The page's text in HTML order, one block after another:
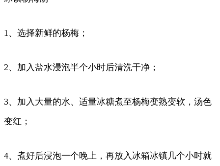
1、选择新鲜的杨梅；
2、加入盐水浸泡半个小时后清洗干净；
3、加入大量的水、适量冰糖煮至杨梅变熟变软，汤色
变红；
4、煮好后浸泡一个晚上，再放入冰箱冰镇几个小时就